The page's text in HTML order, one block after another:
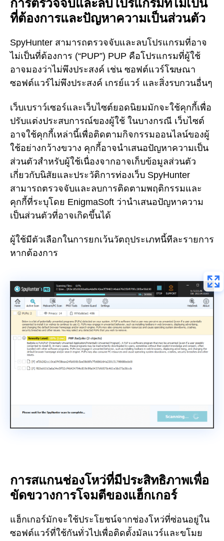
การตรวจจับและลบโปรแกรมที่ไม่เป็น
ที่ต้องการและปัญหาความเป็นส่วนตัว
SpyHunter สามารถตรวจจับและลบโปรแกรมที่อาจ
ไม่เป็นที่ต้องการ (“PUP”) PUP คือโปรแกรมที่ผู้ใช้
อาจมองว่าไม่พึงประสงค์ เช่น ซอฟต์แวร์โฆษณา
ซอฟต์แวร์ไม่พึงประสงค์ เกรย์แวร์ และสิ่งรบกวนอื่นๆ
เว็บเบราว์เซอร์และเว็บไซต์ยอดนิยมมักจะใช้คุกกี้เพื่อ
ปรับแต่งประสบการณ์ของผู้ใช้ ในบางกรณี เว็บไซต์
อาจใช้คุกกี้เหล่านี้เพื่อติดตามกิจกรรมออนไลน์ของผู้
ใช้อย่างกว้างขวาง คุกกี้อาจนำเสนอปัญหาความเป็น
ส่วนตัวสำหรับผู้ใช้เนื่องจากอาจเก็บข้อมูลส่วนตัว
เกี่ยวกับนิสัยและประวัติการท่องเว็บ SpyHunter
สามารถตรวจจับและลบการติดตามพฤติกรรมและ
คุกกี้ที่ระบุโดย EnigmaSoft ว่านำเสนอปัญหาความ
เป็นส่วนตัวที่อาจเกิดขึ้นได้
ผู้ใช้มีตัวเลือกในการยกเว้นวัตถุประเภทนี้ทีละรายการ
หากต้องการ
การสแกนช่องโหว่ที่มีประสิทธิภาพเพื่อ
ขัดขวางการโจมตีของแฮ็กเกอร์
แฮ็กเกอร์มักจะใช้ประโยชน์จากช่องโหว่ที่ซ่อนอยู่ใน
ซอฟต์แวร์ที่ใช้กันทั่วไปเพื่อติดตั้งมัลแวร์และขโมย